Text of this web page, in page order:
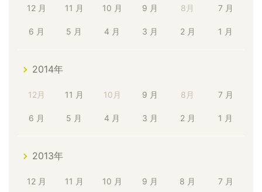
12 月 11 月 10 月 9 月 8月 7 月
6 月 5 月 4 月 3 月 2 月 1 月
2014年
12月 11 月 10月 9 月 8月 7 月
6 月 5 月 4 月 3 月 2 月 1 月
2013年
12 月 11 月 10 月 9 月 8 月 7 月